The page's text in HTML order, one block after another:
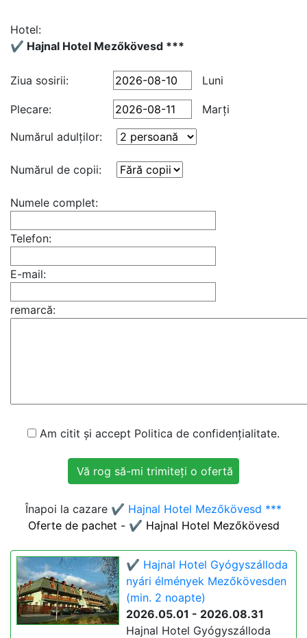
Hotel:
✔️ Hajnal Hotel Mezőkövesd ***
Ziua sosirii: Luni
Plecare:
Marţi
Numărul adulţilor:
Numărul de copii:
Numele complet:
Telefon:
E-mail:
remarcă:
Am citit și accept Politica de confidențialitate.
Înapoi la cazare ✔️ Hajnal Hotel Mezőkövesd ***
Oferte de pachet - ✔️ Hajnal Hotel Mezőkövesd
✔️ Hajnal Hotel Gyógyszálloda
nyári élmények Mezőkövesden
(min. 2 noapte)
2026.05.01 - 2026.08.31
Hajnal Hotel Gyógyszálloda